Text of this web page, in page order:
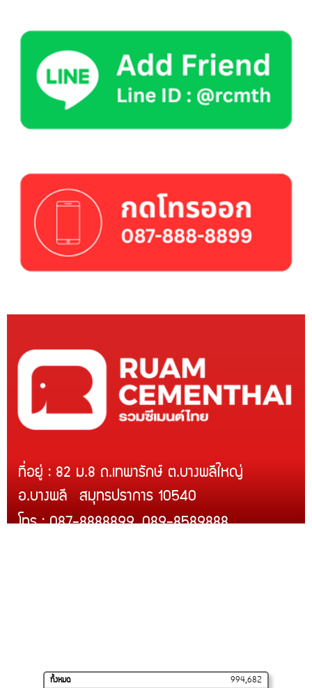
ที่อยู่ : 82 ม.8 ถ.เทพารักษ์ ต.บางพลีใหญ่
อ.บางพลี สมุทรปราการ 10540
โทร : 087-8888899, 089-8589888
ทั้งหมด
994,682